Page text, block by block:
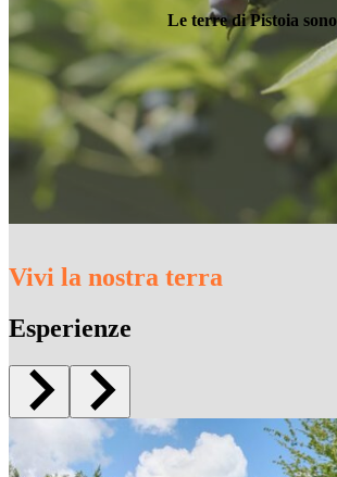
Le terre di Pistoia
Vivi la nostra terra
Esperienze